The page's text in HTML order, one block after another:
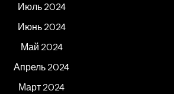
Июль 2024
Июнь 2024
Май 2024
Апрель 2024
Март 2024